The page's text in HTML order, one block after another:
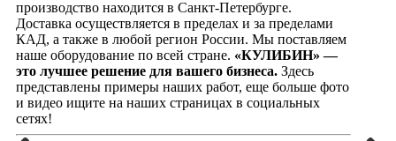
производство находится в Санкт-Петербурге.
Доставка осуществляется в пределах и за пределами
КАД, а также в любой регион России. Мы поставляем
наше оборудование по всей стране. «КУЛИБИН» —
это лучшее решение для вашего бизнеса. Здесь
представлены примеры наших работ, еще больше фото
и видео ищите на наших страницах в социальных
сетях!